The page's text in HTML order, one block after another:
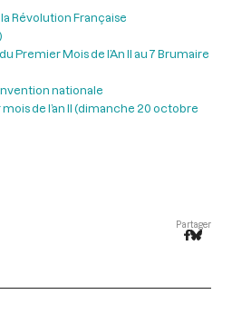
Révolution Française
Premier Mois de l’An II au 7 Brumaire
nationale
de l’an II (dimanche 20 octobre
Partager